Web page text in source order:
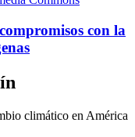
con la
climático en América